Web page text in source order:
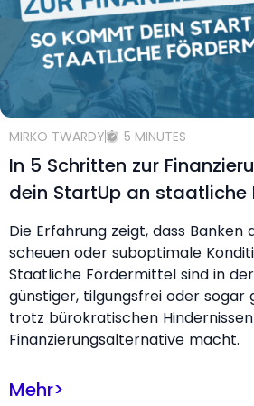
MIRKO TWARDY 5 MINUTES
In 5 Schritten zur
dein StartUp an staatliche
Die Erfahrung zeigt, dass Banken
scheuen oder suboptimale
Staatliche Fördermittel sind in
günstiger, tilgungsfrei oder sogar
trotz bürokratischen
Finanzierungsalternative macht.
Mehr>